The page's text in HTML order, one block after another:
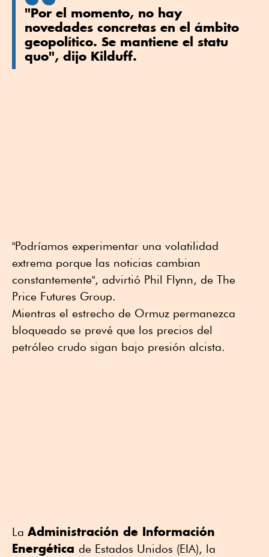
"Por el momento, no hay
novedades concretas en el ámbito
geopolítico. Se mantiene el statu
quo", dijo Kilduff.
"Podríamos experimentar una volatilidad
extrema porque las noticias cambian
constantemente", advirtió Phil Flynn, de The
Price Futures Group.
Mientras el estrecho de Ormuz permanezca
bloqueado se prevé que los precios del
petróleo crudo sigan bajo presión alcista.
La Administración de Información
Energética de Estados Unidos (EIA), la